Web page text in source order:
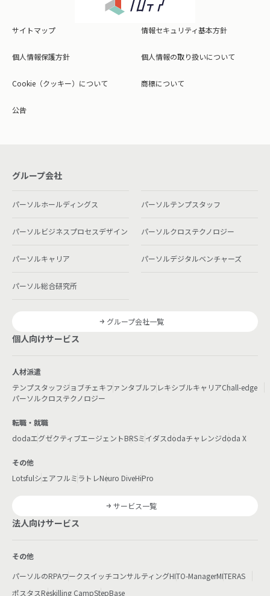
サイトマップ 情報セキュリティ基本方針
個人情報保護方針 個人情報の取り扱いについて
Cookie（クッキー）について 商標について
公告
グループ会社
パーソルホールディングス パーソルテンプスタッフ
パーソルビジネスプロセスデザイン パーソルクロステクノロジー
パーソルキャリア パーソルデジタルベンチャーズ
パーソル総合研究所
グループ会社一覧
個人向けサービス
人材派遣
テンプスタッフジョブチェキファンタブルフレキシブルキャリアChall-edge
パーソルクロステクノロジー
転職・就職
dodaエグゼクティブエージェントBRSミイダスdodaチャレンジdoda X
その他
LotsfulシェアフルミラトレNeuro DiveHiPro
サービス一覧
法人向けサービス
その他
パーソルのRPAワークスイッチコンサルティングHITO-ManagerMITERAS
ポスタスReskilling CampStepBase